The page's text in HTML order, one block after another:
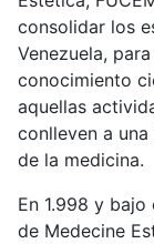
consolidar los
Venezuela,
conocimiento
aquellas
conlleven a
de la medicina.
En 1.998 y
de Medecine